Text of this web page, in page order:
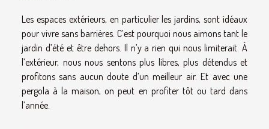
Les espaces extérieurs, en particulier les jardins, sont idéaux
pour vivre sans barrières. C’est pourquoi nous aimons tant le
jardin d’été et être dehors. Il n’y a rien qui nous limiterait. À
l’extérieur, nous nous sentons plus libres, plus détendus et
profitons sans aucun doute d’un meilleur air. Et avec une
pergola à la maison, on peut en profiter tôt ou tard dans
l’année.